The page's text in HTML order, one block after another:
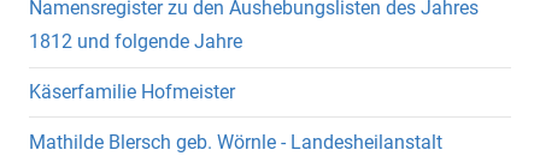
Namensregister zu den Aushebungslisten des Jahres
1812 und folgende Jahre
Käserfamilie Hofmeister
Mathilde Blersch geb. Wörnle - Landesheilanstalt